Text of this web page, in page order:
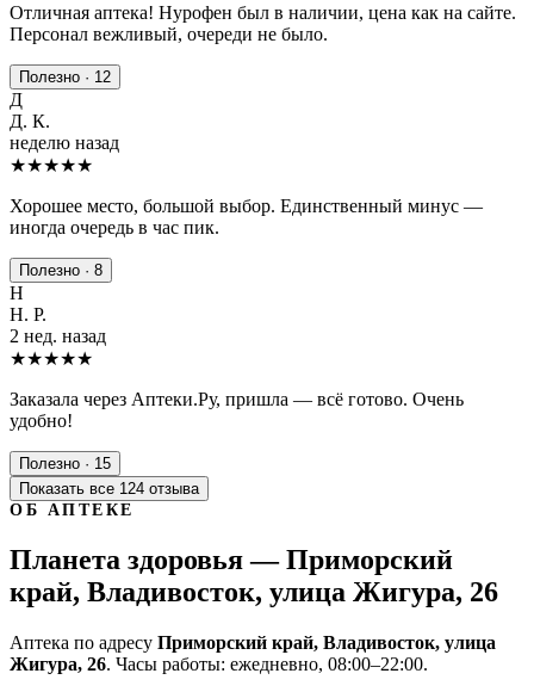
Отличная аптека! Нурофен был в наличии, цена как на сайте.
Персонал вежливый, очереди не было.
Полезно · 12
Д
Д. К.
неделю назад
★★★★★
Хорошее место, большой выбор. Единственный минус —
иногда очередь в час пик.
Полезно · 8
Н
Н. Р.
2 нед. назад
★★★★★
Заказала через Аптеки.Ру, пришла — всё готово. Очень
удобно!
Полезно · 15
Показать все 124 отзыва
ОБ АПТЕКЕ
Планета здоровья — Приморский
край, Владивосток, улица Жигура, 26
Аптека по адресу Приморский край, Владивосток, улица
Жигура, 26. Часы работы: ежедневно, 08:00–22:00.